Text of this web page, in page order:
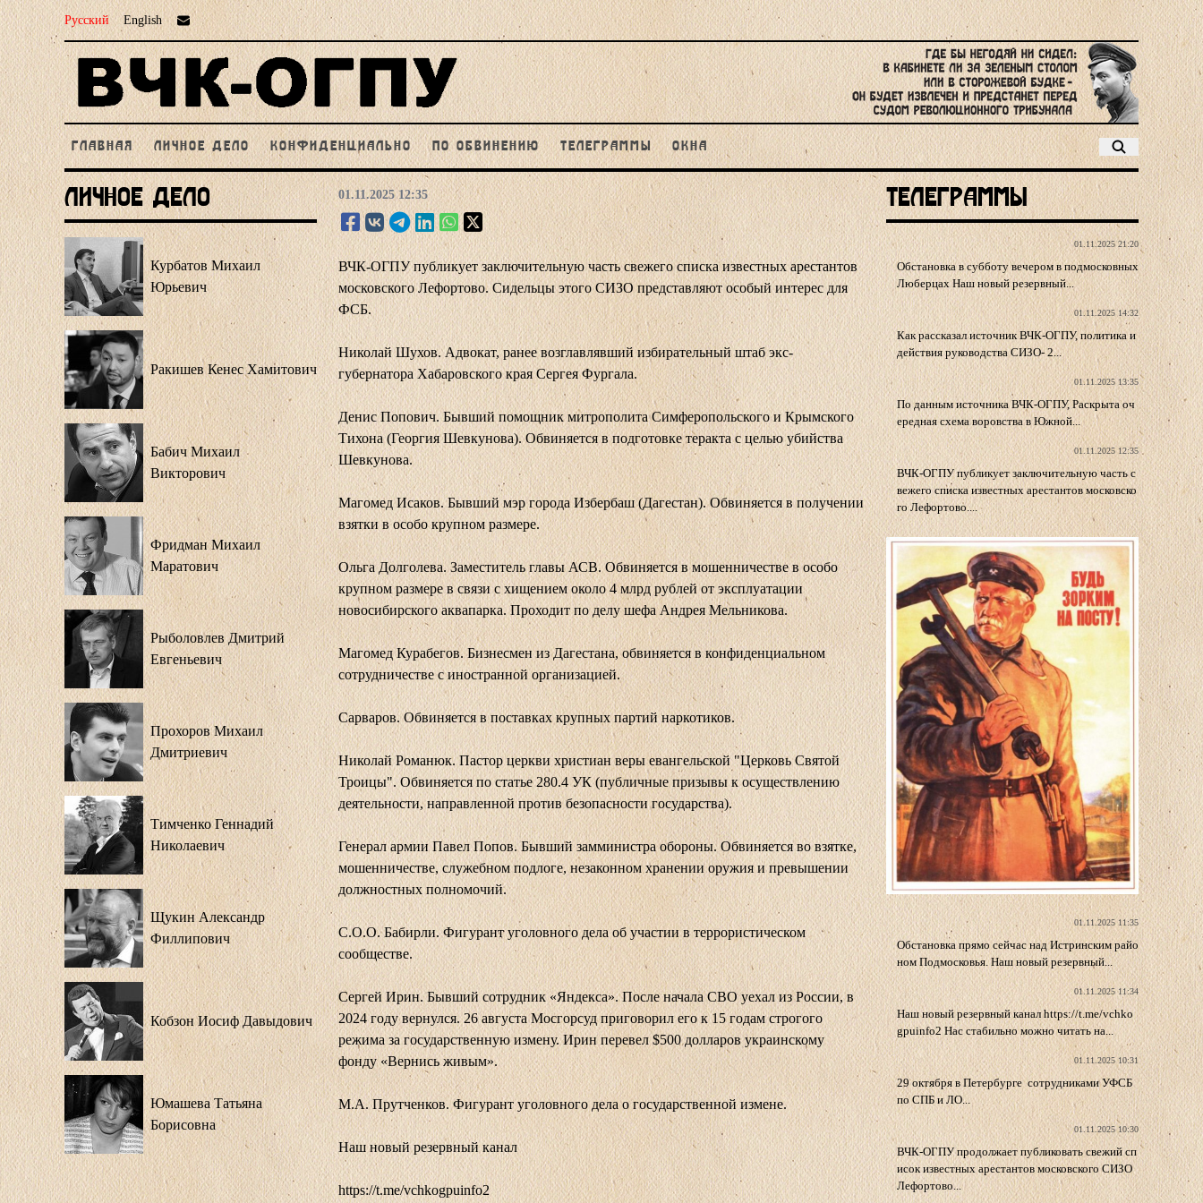
Русский English
ГЛАВНАЯ ЛИЧНОЕ ДЕЛО КОНФИДЕНЦИАЛЬНО ПО ОБВИНЕНИЮ ТЕЛЕГРАММЫ ОКНА
Личное Дело
Курбатов Михаил
Юрьевич
Ракишев Кенес Хамитович
Бабич Михаил
Викторович
Фридман Михаил
Маратович
Рыболовлев Дмитрий
Евгеньевич
Прохоров Михаил
Дмитриевич
Тимченко Геннадий
Николаевич
Щукин Александр
Филлипович
Кобзон Иосиф Давыдович
Юмашева Татьяна
Борисовна
01.11.2025 12:35
ВЧК-ОГПУ публикует заключительную часть свежего списка известных арестантов
московского Лефортово. Сидельцы этого СИЗО представляют особый интерес для
ФСБ.
Николай Шухов. Адвокат, ранее возглавлявший избирательный штаб экс-
губернатора Хабаровского края Сергея Фургала.
Денис Попович. Бывший помощник митрополита Симферопольского и Крымского
Тихона (Георгия Шевкунова). Обвиняется в подготовке теракта с целью убийства
Шевкунова.
Магомед Исаков. Бывший мэр города Избербаш (Дагестан). Обвиняется в получении
взятки в особо крупном размере.
Ольга Долголева. Заместитель главы АСВ. Обвиняется в мошенничестве в особо
крупном размере в связи с хищением около 4 млрд рублей от эксплуатации
новосибирского аквапарка. Проходит по делу шефа Андрея Мельникова.
Магомед Курабегов. Бизнесмен из Дагестана, обвиняется в конфиденциальном
сотрудничестве с иностранной организацией.
Сарваров. Обвиняется в поставках крупных партий наркотиков.
Николай Романюк. Пастор церкви христиан веры евангельской "Церковь Святой
Троицы". Обвиняется по статье 280.4 УК (публичные призывы к осуществлению
деятельности, направленной против безопасности государства).
Генерал армии Павел Попов. Бывший замминистра обороны. Обвиняется во взятке,
мошенничестве, служебном подлоге, незаконном хранении оружия и превышении
должностных полномочий.
С.О.О. Бабирли. Фигурант уголовного дела об участии в террористическом
сообществе.
Сергей Ирин. Бывший сотрудник «Яндекса». После начала СВО уехал из России, в
2024 году вернулся. 26 августа Мосгорсуд приговорил его к 15 годам строгого
режима за государственную измену. Ирин перевел $500 долларов украинскому
фонду «Вернись живым».
М.А. Прутченков. Фигурант уголовного дела о государственной измене.
Наш новый резервный канал
https://t.me/vchkogpuinfo2
Телеграммы
01.11.2025 21:20
Обстановка в субботу вечером в подмосковных
Люберцах Наш новый резервный...
01.11.2025 14:32
Как рассказал источник ВЧК-ОГПУ, политика и
действия руководства СИЗО- 2...
01.11.2025 13:35
По данным источника ВЧК-ОГПУ, Раскрыта оч
ередная схема воровства в Южной...
01.11.2025 12:35
ВЧК-ОГПУ публикует заключительную часть с
вежего списка известных арестантов московско
го Лефортово....
01.11.2025 11:35
Обстановка прямо сейчас над Истринским райо
ном Подмосковья. Наш новый резервный...
01.11.2025 11:34
Наш новый резервный канал https://t.me/vchko
gpuinfo2 Нас стабильно можно читать на...
01.11.2025 10:31
29 октября в Петербурге сотрудниками УФСБ
по СПБ и ЛО...
01.11.2025 10:30
ВЧК-ОГПУ продолжает публиковать свежий сп
исок известных арестантов московского СИЗО
Лефортово...